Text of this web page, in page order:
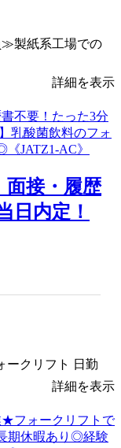
≫製紙系工場での
詳細を表示
面接・履歴
日内定！
ークリフト 日勤
詳細を表示